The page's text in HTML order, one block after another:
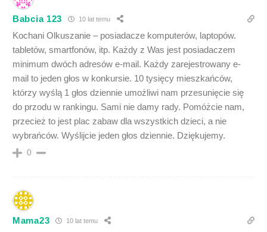
Babcia 123 10 lat temu
Kochani Olkuszanie – posiadacze komputerów, laptopów.
tabletów, smartfonów, itp. Każdy z Was jest posiadaczem
minimum dwóch adresów e-mail. Każdy zarejestrowany e-
mail to jeden głos w konkursie. 10 tysięcy mieszkańców,
którzy wyślą 1 głos dziennie umożliwi nam przesunięcie się
do przodu w rankingu. Sami nie damy rady. Pomóżcie nam,
przecież to jest plac zabaw dla wszystkich dzieci, a nie
wybrańców. Wyślijcie jeden głos dziennie. Dziękujemy.
0
Mama23 10 lat temu